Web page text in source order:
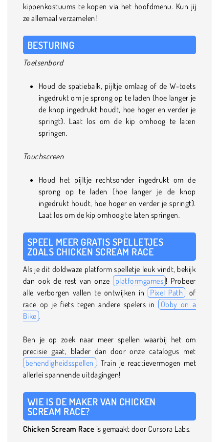
kippenkostuums te kopen via het hoofdmenu. Kun jij
ze allemaal verzamelen!
BESTURING
Toetsenbord
Houd de spatiebalk, pijltje omlaag of de W-toets
ingedrukt om je sprong op te laden (hoe langer je
de knop ingedrukt houdt, hoe hoger en verder je
springt). Laat los om de kip omhoog te laten
springen.
Touchscreen
Houd het pijltje rechtsonder ingedrukt om de
sprong op te laden (hoe langer je de knop
ingedrukt houdt, hoe hoger en verder je springt).
Laat los om de kip omhoog te laten springen.
SPEEL MEER GRATIS SPELLETJES
ZOALS CHICKEN SCREAM RACE
Als je dit doldwaze platform spelletje leuk vindt, bekijk
dan ook de rest van onze
platformgames ! Probeer
alle verborgen vallen te ontwijken in Pixel Path
of
race op je fiets tegen andere spelers in
Obby on a
Bike .
Ben je op zoek naar meer spellen waarbij het om
precisie gaat, blader dan door onze catalogus met
behendigheidsspellen . Train je reactievermogen met
allerlei spannende uitdagingen!
WIE IS DE MAKER VAN CHICKEN
SCREAM RACE?
Chicken Scream Race is gemaakt door Cursora Labs.